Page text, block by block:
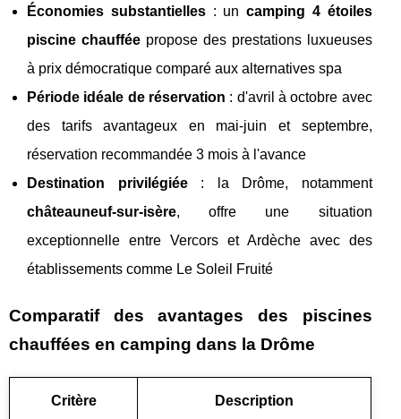
Économies substantielles: uncamping 4 étoiles
piscine chaufféepropose des prestations luxueuses
à prix démocratique comparé aux alternatives spa
Période idéale de réservation : d'avril à octobre avec
des tarifs avantageux en mai-juin et septembre,
réservation recommandée 3 mois à l'avance
Destination privilégiée: la Drôme, notamment
châteauneuf-sur-isère, offre une situation
exceptionnelle entre Vercors et Ardèche avec des
établissements comme Le Soleil Fruité
Comparatif des avantages des piscines
chauffées en camping dans la Drôme
Critère Description